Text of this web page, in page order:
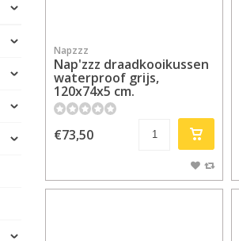
Napzzz
Nap'zzz draadkooikussen
waterproof grijs,
120x74x5 cm.
€73,50